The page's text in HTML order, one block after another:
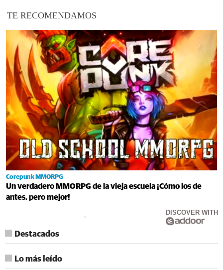
TE RECOMENDAMOS
Corepunk MMORPG
Un verdadero MMORPG de la vieja escuela ¡Cómo los de
antes, pero mejor!
DISCOVER WITH
Destacados
Lo más leído